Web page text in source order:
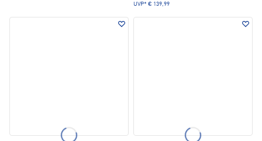
UVP* € 139,99